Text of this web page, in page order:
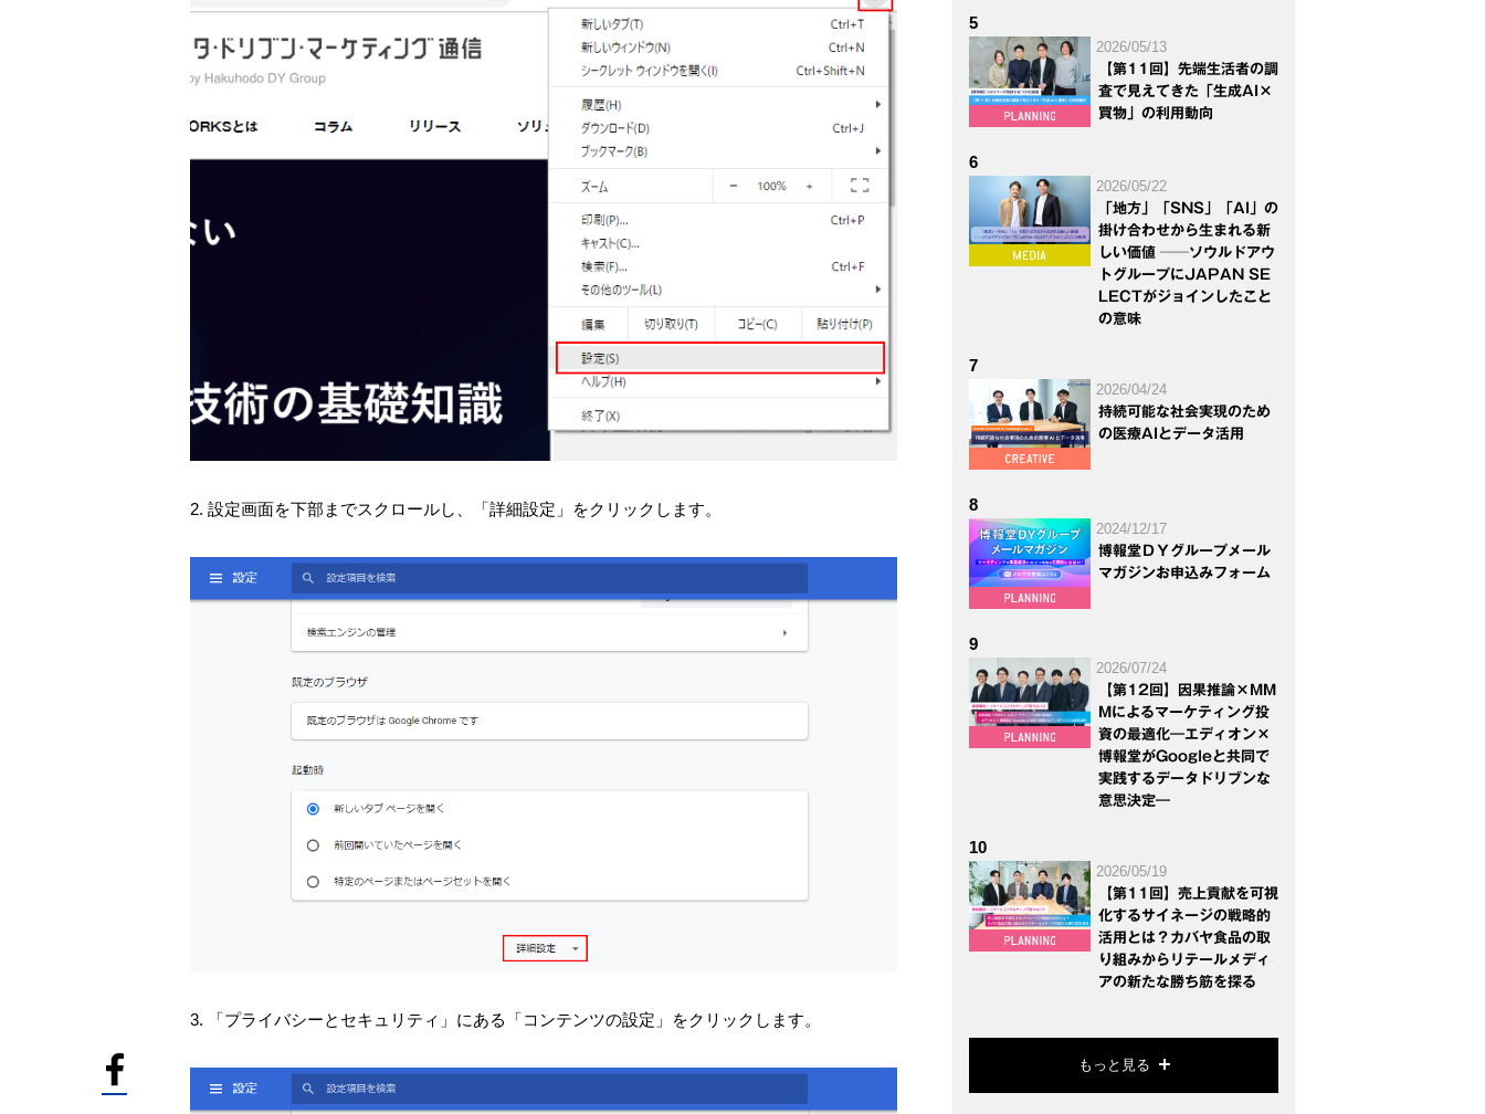
2. 設定画面を下部までスクロールし、「詳細設定」をクリックします。
3. 「プライバシーとセキュリティ」にある「コンテンツの設定」をクリックします。
5
2026/05/13
【第11回】先端生活者の調
査で見えてきた「生成AI×
買物」の利用動向
6
2026/05/22
「地方」「SNS」「AI」の
掛け合わせから生まれる新
しい価値 ──ソウルドアウ
トグループにJAPAN SE
LECTがジョインしたこと
の意味
7
2026/04/24
持続可能な社会実現のため
の医療AIとデータ活用
8
2024/12/17
博報堂ＤＹグループメール
マガジンお申込みフォーム
9
2026/07/24
【第12回】因果推論×MM
Mによるマーケティング投
資の最適化―エディオン×
博報堂がGoogleと共同で
実践するデータドリブンな
意思決定―
10
2026/05/19
【第11回】売上貢献を可視
化するサイネージの戦略的
活用とは？カバヤ食品の取
り組みからリテールメディ
アの新たな勝ち筋を探る
もっと見る